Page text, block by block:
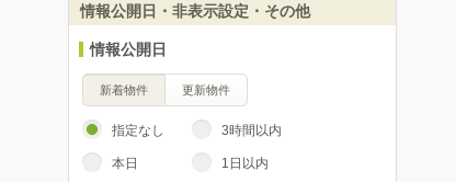
情報公開日・非表示設定・その他
情報公開日
新着物件 更新物件
指定なし 3時間以内
本日 1日以内